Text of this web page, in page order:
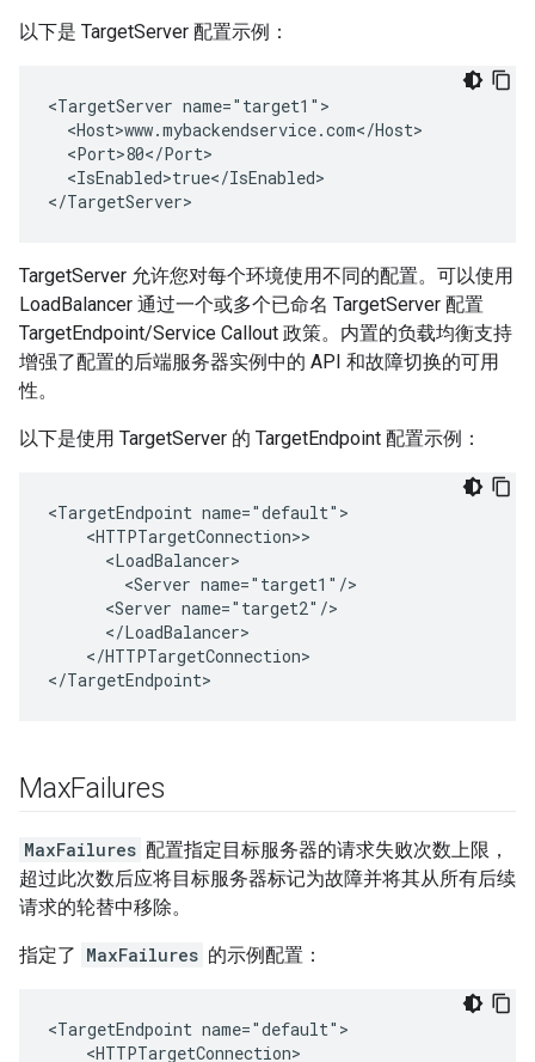
以下是 TargetServer 配置示例：
<TargetServer name="target1">
  <Host>www.mybackendservice.com</Host>
  <Port>80</Port>
  <IsEnabled>true</IsEnabled>
</TargetServer>
TargetServer 允许您对每个环境使用不同的配置。可以使用
LoadBalancer 通过一个或多个已命名 TargetServer 配置
TargetEndpoint/Service Callout 政策。内置的负载均衡支持
增强了配置的后端服务器实例中的 API 和故障切换的可用
性。
以下是使用 TargetServer 的 TargetEndpoint 配置示例：
<TargetEndpoint name="default">
    <HTTPTargetConnection>>
      <LoadBalancer>
        <Server name="target1"/>
      <Server name="target2"/>
      </LoadBalancer>
    </HTTPTargetConnection>
</TargetEndpoint>
MaxFailures
MaxFailures 配置指定目标服务器的请求失败次数上限，
超过此次数后应将目标服务器标记为故障并将其从所有后续
请求的轮替中移除。
指定了 MaxFailures 的示例配置：
<TargetEndpoint name="default">
    <HTTPTargetConnection>